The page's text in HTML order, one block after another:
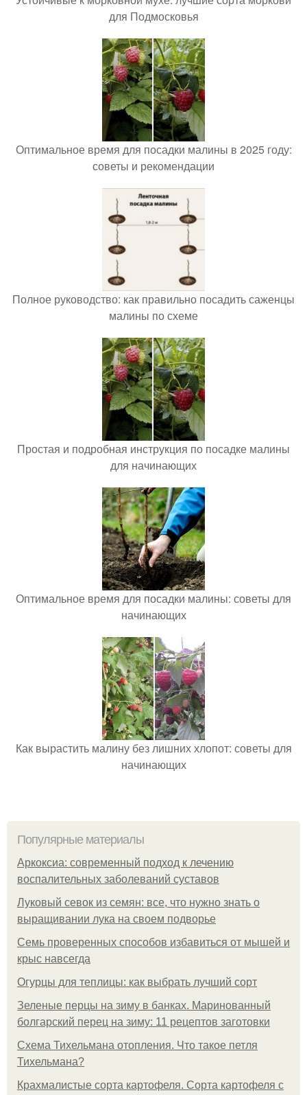
для Подмосковья
Оптимальное время для посадки малины в 2025 году:
советы и рекомендации
Полное руководство: как правильно посадить саженцы
малины по схеме
Простая и подробная инструкция по посадке малины
для начинающих
Оптимальное время для посадки малины: советы для
начинающих
Как вырастить малину без лишних хлопот: советы для
начинающих
Популярные материалы
Аркоксиа: современный подход к лечению
воспалительных заболеваний суставов
Луковый севок из семян: все, что нужно знать о
выращивании лука на своем подворье
Семь проверенных способов избавиться от мышей и
крыс навсегда
Огурцы для теплицы: как выбрать лучший сорт
Зеленые перцы на зиму в банках. Маринованный
болгарский перец на зиму: 11 рецептов заготовки
Схема Тихельмана отопления. Что такое петля
Тихельмана?
Крахмалистые сорта картофеля. Сорта картофеля с